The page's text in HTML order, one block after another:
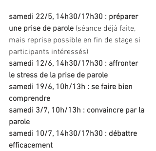
samedi 22/5, 14h30/17h30 : préparer
une prise de parole (séance déjà faite,
mais reprise possible en fin de stage si
participants intéressés)
samedi 12/6, 14h30/17h30 : affronter
le stress de la prise de parole
samedi 19/6, 10h/13h : se faire bien
comprendre
samedi 3/7, 10h/13h : convaincre par la
parole
samedi 10/7, 14h30/17h30 : débattre
efficacement